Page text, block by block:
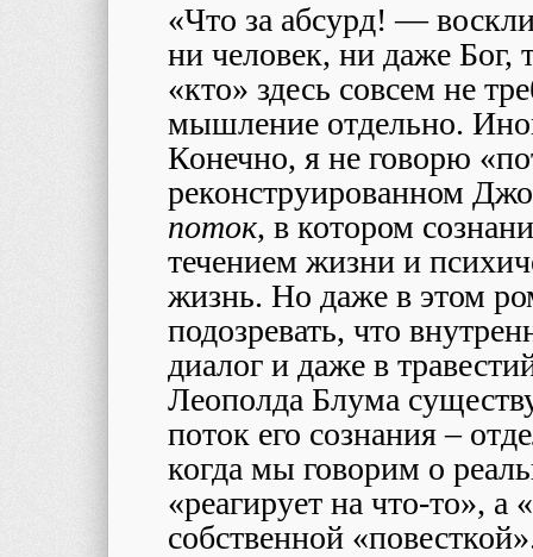
«Что за абсурд! —
ни человек, ни даже Бог,
«кто» здесь совсем не
мышление отдельно.
Конечно, я не говорю
реконструированном
поток, в котором
течением жизни и
жизнь. Но даже в этом
подозревать, что
диалог и даже в
Леополда Блума
поток его сознания –
когда мы говорим о
«реагирует на что-то», а
собственной